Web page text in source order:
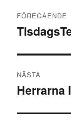
FÖREGÅENDE
Föregående
NÄSTA
Nästa
Herrarna